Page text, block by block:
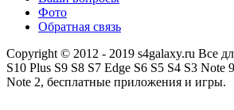
Фото
Обратная связь
Copyright © 2012 - 2019 s4galaxy.ru Все
S10 Plus S9 S8 S7 Edge S6 S5 S4 S3 Note
Note 2, бесплатные приложения и игры.